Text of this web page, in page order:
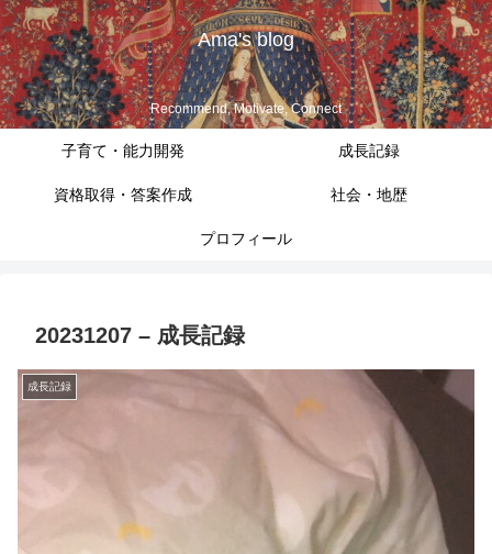
Ama's blog
Recommend, Motivate, Connect
子育て・能力開発 成長記録
資格取得・答案作成 社会・地歴
プロフィール
20231207 – 成長記録
成長記録